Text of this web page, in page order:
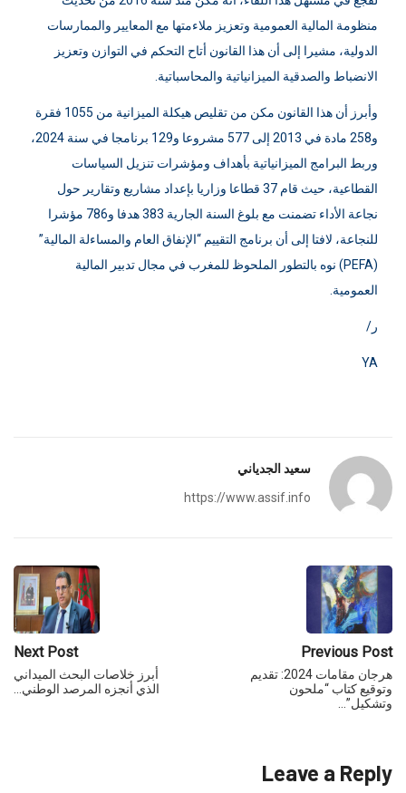
لقجع في مستهل هذا اللقاء، أنه مكن منذ سنة 2016 من تحديث
منظومة المالية العمومية وتعزيز ملاءمتها مع المعايير والممارسات
الدولية، مشيرا إلى أن هذا القانون أتاح التحكم في التوازن وتعزيز
وأبرز أن هذا القانون مكن من تقليص هيكلة الميزانية من 1055 فقرة
وربط البرامج الميزانياتية بأهداف ومؤشرات تنزيل السياسات
القطاعية، حيث قام 37 قطاعا وزاريا بإعداد مشاريع وتقارير حول
نجاعة الأداء تضمنت مع بلوغ السنة الجارية 383 هدفا و786 مؤشرا
للنجاعة، لافتا إلى أن برنامج التقييم “الإنفاق العام والمساءلة المالية”
(PEFA) نوه بالتطور الملحوظ للمغرب في مجال تدبير المالية
Previous Post
وتوقيع كتاب “ملحون
Next Post
أبرز خلاصات البحث الميداني